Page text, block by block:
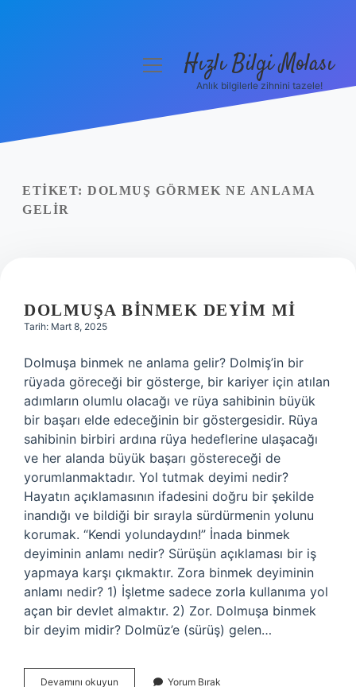
Yasal Uyarı
menüyüHızlı Bilgi Molası
Anlık bilgilerle zihnini tazele!
ETIKET: DOLMUŞ GÖRMEK NE ANLAMA
GELIR
DOLMUŞA BINMEK DEYIM MI
Tarih: Mart 8, 2025
Dolmuşa binmek ne anlama gelir? Dolmiş’in bir
rüyada göreceği bir gösterge, bir kariyer için atılan
adımların olumlu olacağı ve rüya sahibinin büyük
bir başarı elde edeceğinin bir göstergesidir. Rüya
sahibinin birbiri ardına rüya hedeflerine ulaşacağı
ve her alanda büyük başarı göstereceği de
yorumlanmaktadır. Yol tutmak deyimi nedir?
Hayatın açıklamasının ifadesini doğru bir şekilde
inandığı ve bildiği bir sırayla sürdürmenin yolunu
korumak. “Kendi yolundaydın!” İnada binmek
deyiminin anlamı nedir? Sürüşün açıklaması bir iş
yapmaya karşı çıkmaktır. Zora binmek deyiminin
anlamı nedir? 1) İşletme sadece zorla kullanıma yol
açan bir devlet almaktır. 2) Zor. Dolmuşa binmek
bir deyim midir? Dolmüz’e (sürüş) gelen…
Devamını okuyun Dolmuşa
Yorum Bırak